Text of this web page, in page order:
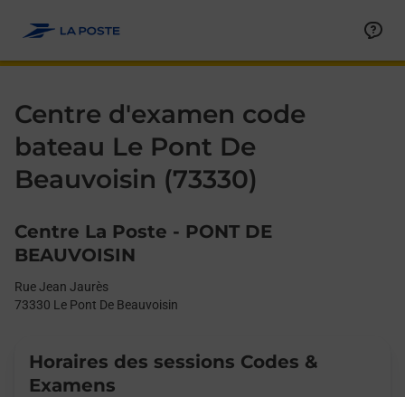
Centre d'examen code
bateau Le Pont De
Beauvoisin (73330)
Centre La Poste - PONT DE
BEAUVOISIN
Rue Jean Jaurès
73330 Le Pont De Beauvoisin
Horaires des sessions Codes &
Examens